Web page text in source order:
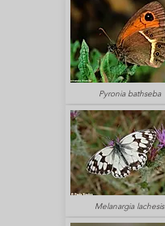
Pyronia bathseba
Melanargia lachesis